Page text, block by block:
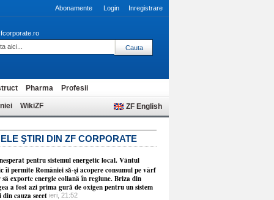
Abonamente Login Inregistrare
Pharma Profesii
WikiZF ZF English
ŞTIRI DIN ZF CORPORATE
pentru sistemul energetic local. Vântul
îi permite României să-şi acopere consumul pe vârf
să exporte energie eoliană în regiune. Briza din
a fost azi prima gură de oxigen pentru un sistem
din cauza secet ieri, 21:52